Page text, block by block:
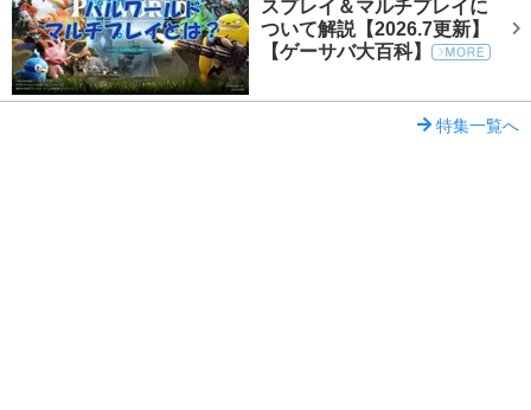
スプレイ＆マルチプレイに
ついて解説【2026.7更新】
【ゲーサバ大百科】
特集一覧へ